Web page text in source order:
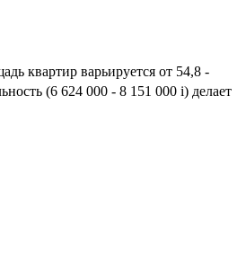
квартир варьируется от 54,8 -
(6 624 000 - 8 151 000 i) делает